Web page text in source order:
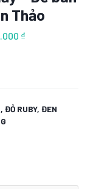
Thảo
₫
ĐỎ RUBY, ĐEN